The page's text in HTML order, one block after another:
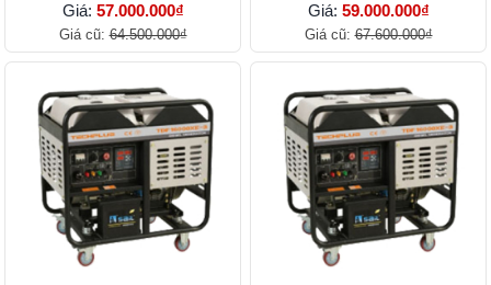
Giá: 57.000.000₫
Giá cũ:64.500.000₫
Giá: 59.000.000₫
Giá cũ:67.600.000₫